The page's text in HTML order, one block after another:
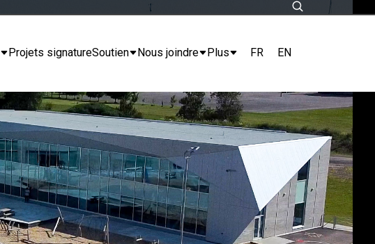
Projets signatureSoutien Nous joindre Plus FR EN